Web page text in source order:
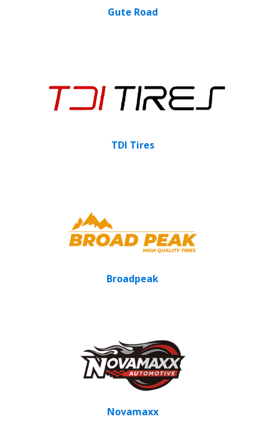
Gute Road
TDI Tires
Broadpeak
Novamaxx